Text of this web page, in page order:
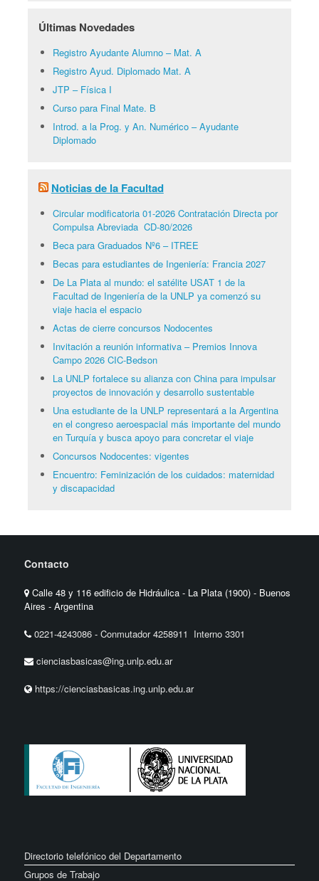
Últimas Novedades
Registro Ayudante Alumno – Mat. A
Registro Ayud. Diplomado Mat. A
JTP – Física I
Curso para Final Mate. B
Introd. a la Prog. y An. Numérico – Ayudante
Diplomado
Noticias de la Facultad
Circular modificatoria 01-2026 Contratación Directa por
Compulsa Abreviada CD-80/2026
Beca para Graduados Nº6 – ITREE
Becas para estudiantes de Ingeniería: Francia 2027
De La Plata al mundo: el satélite USAT 1 de la
Facultad de Ingeniería de la UNLP ya comenzó su
viaje hacia el espacio
Actas de cierre concursos Nodocentes
Invitación a reunión informativa – Premios Innova
Campo 2026 CIC-Bedson
La UNLP fortalece su alianza con China para impulsar
proyectos de innovación y desarrollo sustentable
Una estudiante de la UNLP representará a la Argentina
en el congreso aeroespacial más importante del mundo
en Turquía y busca apoyo para concretar el viaje
Concursos Nodocentes: vigentes
Encuentro: Feminización de los cuidados: maternidad
y discapacidad
Contacto
Calle 48 y 116 edificio de Hidráulica - La Plata (1900) - Buenos
Aires - Argentina
0221-4243086 -Conmutador 4258911 Interno 3301
cienciasbasicas@ing.unlp.edu.ar
https://cienciasbasicas.ing.unlp.edu.ar
Directorio telefónico del Departamento
Grupos de Trabajo